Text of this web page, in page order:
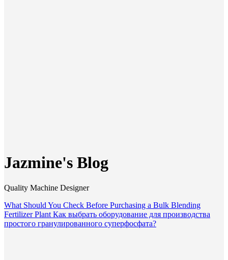
Jazmine's Blog
Quality Machine Designer
What Should You Check Before Purchasing a Bulk Blending
Fertilizer Plant Как выбрать оборудование для производства
простого гранулированного суперфосфата?